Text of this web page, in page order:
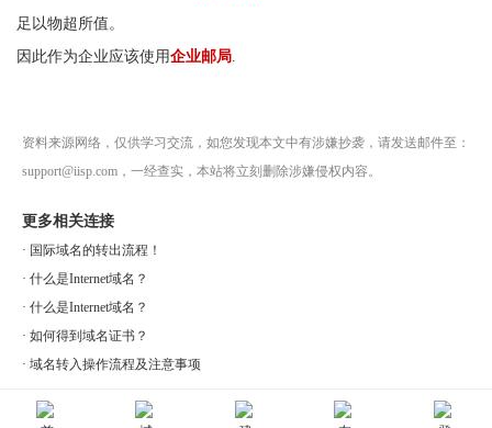
足以物超所值。
因此作为企业应该使用企业邮局.
资料来源网络，仅供学习交流，如您发现本文中有涉嫌抄袭，请发送邮件至：
support@iisp.com，一经查实，本站将立刻删除涉嫌侵权内容。
更多相关连接
· 国际域名的转出流程！
· 什么是Internet域名？
· 什么是Internet域名？
· 如何得到域名证书？
· 域名转入操作流程及注意事项
上一篇： 怎么访问企业邮局?